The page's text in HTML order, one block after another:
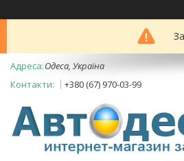
Одеса, Україна
+380 (67) 970-03-99